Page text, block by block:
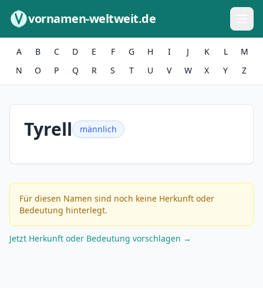
vornamen-weltweit.de
A B C D E F G H I J K L
M
N
O P Q R S T U V W X Y Z
Tyrell männlich
Für diesen Namen sind noch keine Herkunft oder
Bedeutung hinterlegt.
Jetzt Herkunft oder Bedeutung vorschlagen →